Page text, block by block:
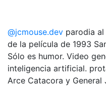
@jcmouse.dev parodia
de la película de 1993
Sólo es humor. Video
inteligencia artificial.
Arce Catacora y General